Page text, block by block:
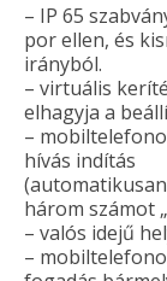
– IP 65
por ellen, és
irányból.
– virtuális
elhagyja a
–
hívás indítás
három számot
– valós idejű
–